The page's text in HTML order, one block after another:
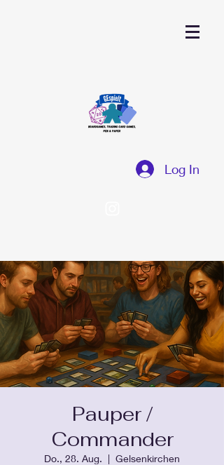
Log In
Pauper /
Commander
Do., 28. Aug.
  |
Gelsenkirchen